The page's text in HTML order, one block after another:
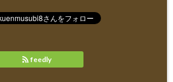
feedly